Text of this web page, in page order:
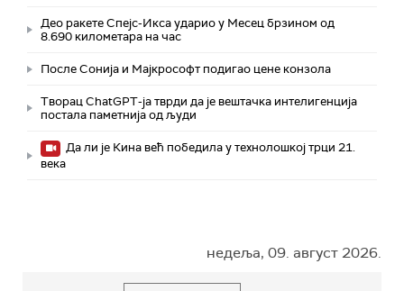
Део ракете Спејс-Икса ударио у Месец брзином од
8.690 километара на час
После Сонија и Мајкрософт подигао цене конзола
Творац ChatGPT-ја тврди да је вештачка интелигенција
постала паметнија од људи
Да ли је Кина већ победила у технолошкој трци 21.
века
недеља, 09. август 2026.